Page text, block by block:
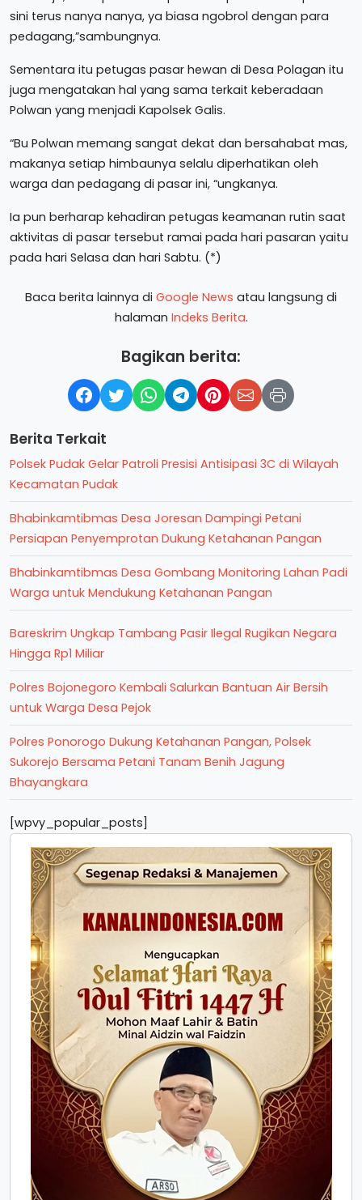
sini terus nanya nanya, ya biasa ngobrol dengan para
pedagang,”sambungnya.
Sementara itu petugas pasar hewan di Desa Polagan itu
juga mengatakan hal yang sama terkait keberadaan
Polwan yang menjadi Kapolsek Galis.
“Bu Polwan memang sangat dekat dan bersahabat mas,
makanya setiap himbaunya selalu diperhatikan oleh
warga dan pedagang di pasar ini, “ungkanya.
Ia pun berharap kehadiran petugas keamanan rutin saat
aktivitas di pasar tersebut ramai pada hari pasaran yaitu
pada hari Selasa dan hari Sabtu. (*)
Baca berita lainnya di Google News atau langsung di
halaman Indeks Berita.
Bagikan berita:
Berita Terkait
Polsek Pudak Gelar Patroli Presisi Antisipasi 3C di Wilayah
Kecamatan Pudak
Bhabinkamtibmas Desa Joresan Dampingi Petani
Persiapan Penyemprotan Dukung Ketahanan Pangan
Bhabinkamtibmas Desa Gombang Monitoring Lahan Padi
Warga untuk Mendukung Ketahanan Pangan
Bareskrim Ungkap Tambang Pasir Ilegal Rugikan Negara
Hingga Rp1 Miliar
Polres Bojonegoro Kembali Salurkan Bantuan Air Bersih
untuk Warga Desa Pejok
Polres Ponorogo Dukung Ketahanan Pangan, Polsek
Sukorejo Bersama Petani Tanam Benih Jagung
Bhayangkara
[wpvy_popular_posts]